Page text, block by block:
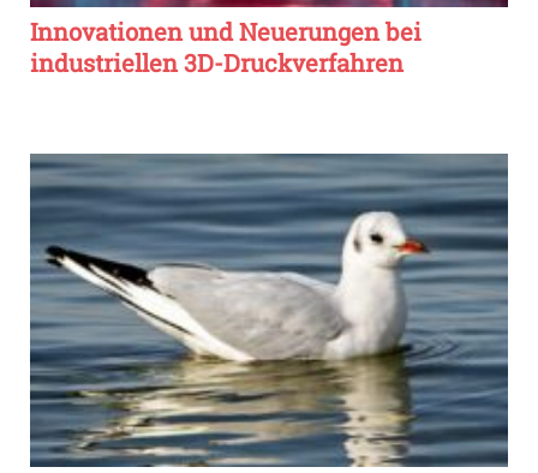
Innovationen und Neuerungen bei
industriellen 3D-Druckverfahren